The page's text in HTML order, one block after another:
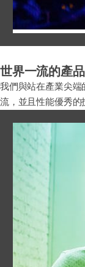
世界一流的產
我們與站在產業尖
流，並且性能優秀的